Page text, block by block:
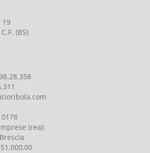
19
(BS)
(rea):